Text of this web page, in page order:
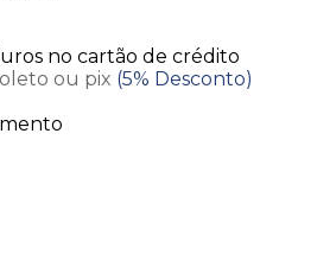
no cartão de crédito
ou pix (5% Desconto)